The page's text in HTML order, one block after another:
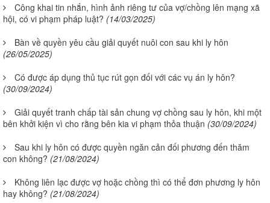
Công khai tin nhắn, hình ảnh riêng tư của vợ/chồng lên mạng xã
hội, có vi phạm pháp luật? (14/03/2025)
Bàn về quyền yêu cầu giải quyết nuôi con sau khi ly hôn
(26/05/2025)
Có được áp dụng thủ tục rút gọn đối với các vụ án ly hôn?
(30/09/2024)
Giải quyết tranh chấp tài sản chung vợ chồng sau ly hôn, khi một
bên khởi kiện vì cho rằng bên kia vi phạm thỏa thuận (30/09/2024)
Sau khi ly hôn có được quyền ngăn cản đối phương đến thăm
con không? (21/08/2024)
Không liên lạc được vợ hoặc chồng thì có thể đơn phương ly hôn
hay không? (21/08/2024)